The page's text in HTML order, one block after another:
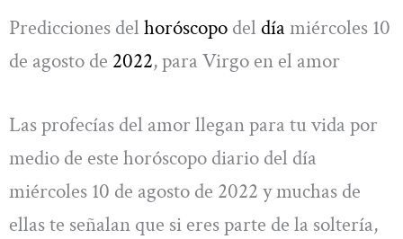
Predicciones del horóscopo del díamiércoles 10
de agosto de 2022, para Virgo en el amor
Las profecías del amor llegan para tu vida por
medio de este horóscopo diario del día
miércoles 10 de agosto de 2022 y muchas de
ellas te señalan que si eres parte de la soltería,